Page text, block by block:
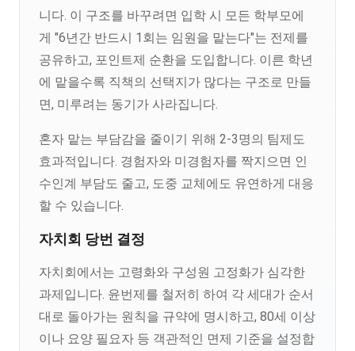
니다. 이 구조를 바꾸려면 입학 시 모든 학부모에
게 "6년간 반드시 1회는 임원을 맡는다"는 전제를
공유하고, 포인트제 순환을 도입합니다. 이른 학년
에 맡을수록 직책의 선택지가 많다는 구조로 만들
면, 미루려는 동기가 사라집니다.
혼자 맡는 부담감을 줄이기 위해 2-3명의 팀제도
효과적입니다. 경험자와 미경험자를 짝지으면 인
수인계 부담도 줄고, 도중 교체에도 유연하게 대응
할 수 있습니다.
자치회 당번 결정
자치회에서는 고령화와 구성원 고정화가 심각한
과제입니다. 윤번제를 철저히 하여 각 세대가 순서
대로 돌아가는 원칙을 규약에 명시하고, 80세 이상
이나 요양 필요자 등 객관적인 면제 기준을 설정합